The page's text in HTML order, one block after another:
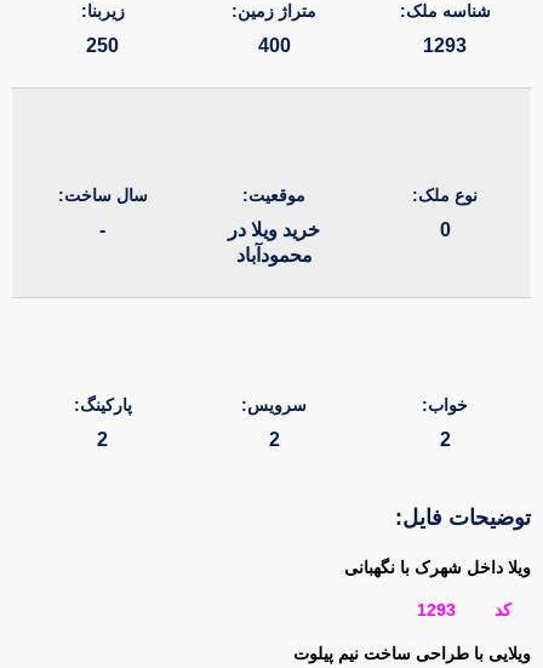
شناسه ملک:
1293
متراژ زمین:
400
زیربنا:
250
نوع ملک:
0
موقعیت:
خرید ویلا در
محمودآباد
سال ساخت:
-
خواب:
2
سرویس:
2
پارکینگ:
2
توضیحات فایل:
ویلا داخل شهرک با نگهبانی
کد 1293
ویلایی با طراحی ساخت نیم پیلوت